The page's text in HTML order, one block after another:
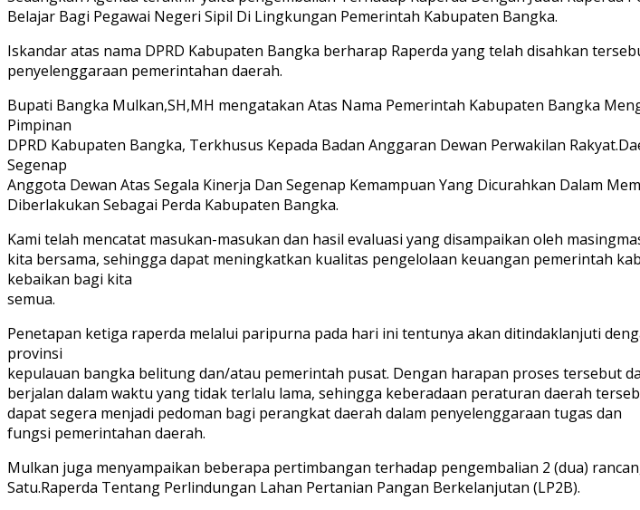
Belajar Bagi Pegawai Negeri Sipil Di Lingkungan Pemerintah Kabupaten Bangka.
Iskandar atas nama DPRD Kabupaten Bangka berharap Raperda yang telah disahkan
penyelenggaraan pemerintahan daerah.
Bupati Bangka Mulkan,SH,MH mengatakan Atas Nama Pemerintah Kabupaten Bangka
Pimpinan
DPRD Kabupaten Bangka, Terkhusus Kepada Badan Anggaran Dewan Perwakilan
Segenap
Anggota Dewan Atas Segala Kinerja Dan Segenap Kemampuan Yang Dicurahkan Dalam
Diberlakukan Sebagai Perda Kabupaten Bangka.
Kami telah mencatat masukan-masukan dan hasil evaluasi yang disampaikan oleh
kita bersama, sehingga dapat meningkatkan kualitas pengelolaan keuangan pemerintah
kebaikan bagi kita
semua.
Penetapan ketiga raperda melalui paripurna pada hari ini tentunya akan ditindaklanjuti
provinsi
kepulauan bangka belitung dan/atau pemerintah pusat. Dengan harapan proses tersebut
berjalan dalam waktu yang tidak terlalu lama, sehingga keberadaan peraturan daerah
dapat segera menjadi pedoman bagi perangkat daerah dalam penyelenggaraan tugas dan
fungsi pemerintahan daerah.
Mulkan juga menyampaikan beberapa pertimbangan terhadap pengembalian 2 (dua)
Satu.Raperda Tentang Perlindungan Lahan Pertanian Pangan Berkelanjutan (LP2B).